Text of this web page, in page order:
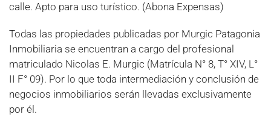
calle. Apto para uso turístico. (Abona Expensas)
Todas las propiedades publicadas por Murgic Patagonia
Inmobiliaria se encuentran a cargo del profesional
matriculado Nicolas E. Murgic (Matrícula N° 8, T° XIV, L°
II F° 09). Por lo que toda intermediación y conclusión de
negocios inmobiliarios serán llevadas exclusivamente
por él.